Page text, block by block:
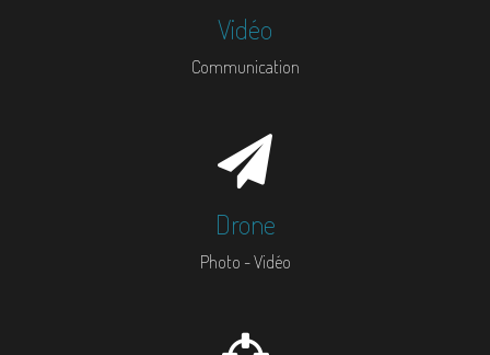
Vidéo
Communication
Drone
Photo - Vidéo